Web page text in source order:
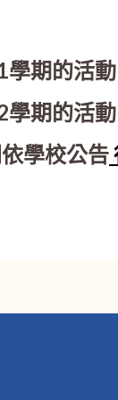
學期的活
學期的活
學校公告